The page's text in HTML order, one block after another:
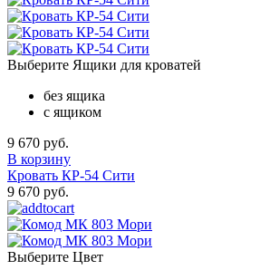
Выберите Ящики для кроватей
без ящика
с ящиком
9 670 руб.
В корзину
Кровать КР-54 Сити
9 670 руб.
Выберите Цвет